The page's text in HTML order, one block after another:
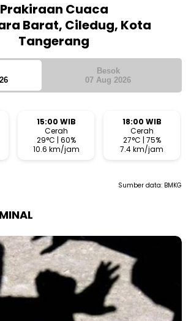
Prakiraan Cuaca
Barat, Ciledug, Kota
Tangerang
Besok
07 Aug 2026
15:00 WIB
Cerah
29°C | 60%
10.6 km/jam
18:00 WIB
Cerah
27°C | 75%
7.4 km/jam
Sumber data: BMKG